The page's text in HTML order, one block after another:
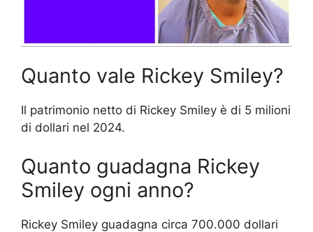
Quanto vale Rickey Smiley?
Il patrimonio netto di Rickey Smiley è di 5 milioni
di dollari nel 2024.
Quanto guadagna Rickey
Smiley ogni anno?
Rickey Smiley guadagna circa 700.000 dollari